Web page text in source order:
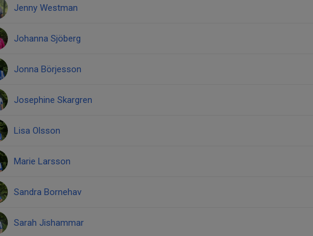
Jenny Westman
Johanna Sjöberg
Jonna Börjesson
Josephine Skargren
Lisa Olsson
Marie Larsson
Sandra Bornehav
Sarah Jishammar